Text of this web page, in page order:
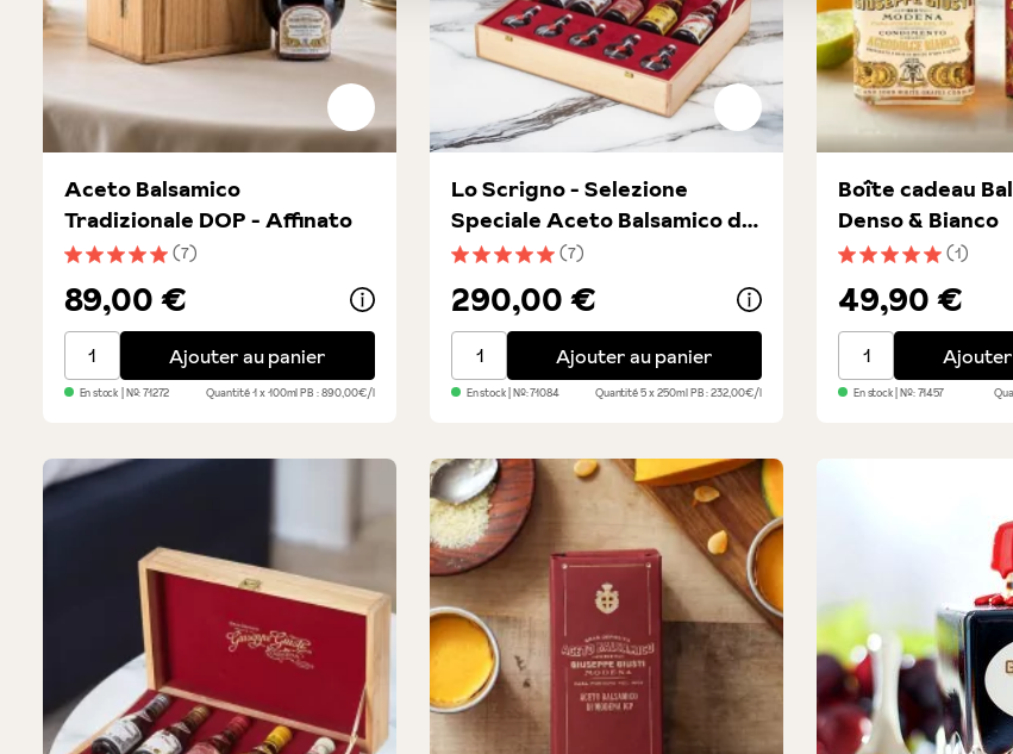
Note moyenne de 5 sur 5 étoiles
(7)
Aceto Balsamico
Tradizionale DOP - Affinato
89,00 €
Aceto Balsamico Tradizionale DOP - Affinato
Ajouter au panier
En stock | №:71272 Quantité1 x 100mlPB : 890,00€/l
Note moyenne de 5 sur 5 étoiles
(7)
Lo Scrigno - Selezione
Speciale Aceto Balsamico di
Modena
290,00 €
Lo Scrigno - Selezione Speciale Aceto Balsamico di Modena
Ajouter au panier
En stock| №:71084 Quantité5 x 250mlPB : 232,00€/l
Note moyenne de 5
(1)
Boîte cadeau
Denso & Bianco
49,90 €
Boîte cadeau
En stock| №:71457